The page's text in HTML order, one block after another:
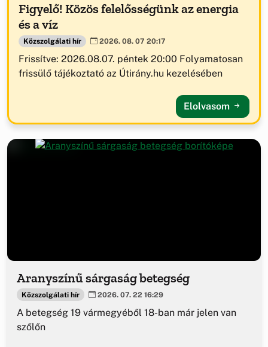
Figyelő! Közös felelősségünk az energia
és a víz
Közszolgálati hír 2026. 08. 07 20:17
Frissítve: 2026.08.07. péntek 20:00 Folyamatosan
frissülő tájékoztató az Útirány.hu kezelésében
Elolvasom
Aranyszínű sárgaság betegség
Közszolgálati hír 2026. 07. 22 16:29
A betegség 19 vármegyéből 18-ban már jelen van
szőlőn